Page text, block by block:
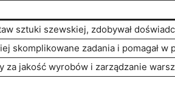
sztuki szewskiej, zdobywał
skomplikowane zadania i ⁤pomagał ⁢w
za jakość wyrobów i zarządzanie